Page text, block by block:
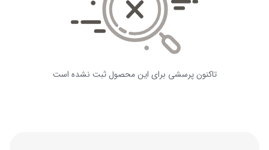
تاکنون پرسشی برای این محصول ثبت نشده است